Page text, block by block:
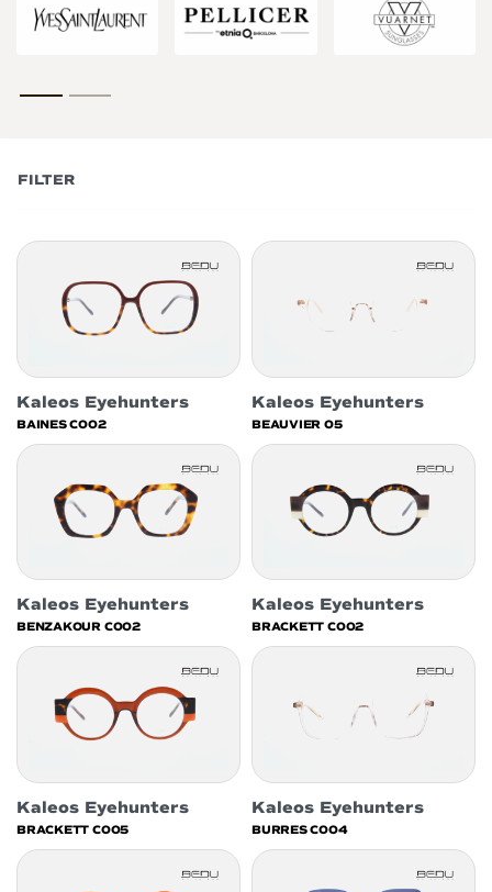
FILTER
Kaleos Eyehunters
BAINES C002
Kaleos Eyehunters
BEAUVIER 05
Kaleos Eyehunters
BENZAKOUR C002
Kaleos Eyehunters
BRACKETT C002
Kaleos Eyehunters
BRACKETT C005
Kaleos Eyehunters
BURRES C004